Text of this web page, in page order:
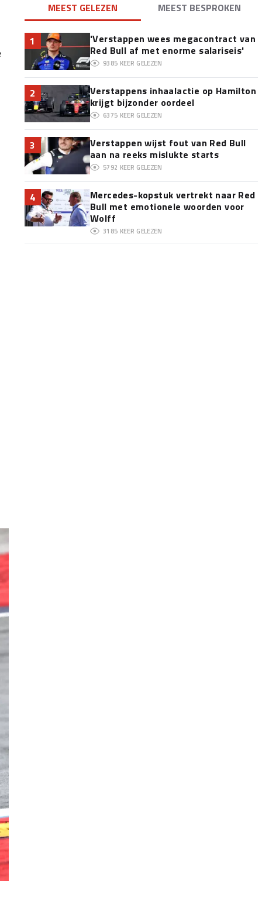
MEEST GELEZEN MEEST BESPROKEN
1
'Verstappen wees megacontract van
Red Bull af met enorme salariseis'
9385 KEER GELEZEN
2
Verstappens inhaalactie op Hamilton
krijgt bijzonder oordeel
6375 KEER GELEZEN
3
Verstappen wijst fout van Red Bull
aan na reeks mislukte starts
5792 KEER GELEZEN
4
Mercedes-kopstuk vertrekt naar Red
Bull met emotionele woorden voor
Wolff
3185 KEER GELEZEN